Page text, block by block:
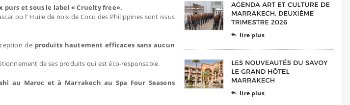
purs et sous le label « Cruelty free».
ou l’ Huile de noix de Coco des Philippines sont issus
de produits hautement efficaces sans aucun
de ses produits qui est éco-responsable.
au Maroc et à Marrakech au Spa Four Seasons
 lire plus
 lire plus